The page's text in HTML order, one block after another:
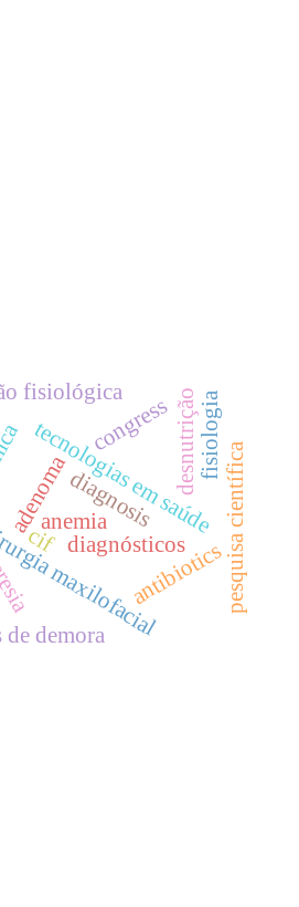
adenoma
tecnologias em saúde
maxilofacialantibiotics
cif
desnutrição pesquisa científica
anemia
fisiológica
de demora
diagnosis
diagnósticos
fisiologia
congress